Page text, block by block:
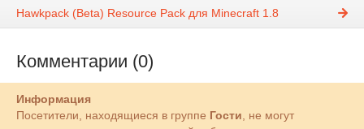
Hawkpack (Beta) Resource Pack для Minecraft 1.8
Комментарии (0)
Информация
Посетители, находящиеся в группе Гости, не могут